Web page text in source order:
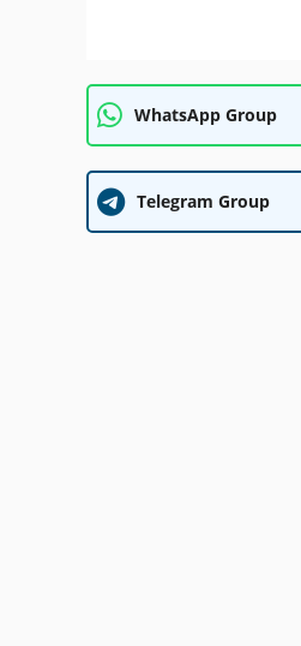
WhatsApp Group
Telegram Group